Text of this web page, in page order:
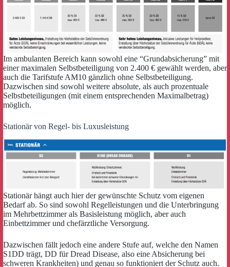
Im ambulanten Bereich kann sowohl eine “Grundabsicherung” mit
einer maximalen Selbstbeteiligung von 2.400 € gewählt werden, aber
auch die Tarifstufe AM10 gänzlich ohne Selbstbeteiligung.
Dazwischen sind sowohl weitere absolute, als auch prozentuale
Selbstbeteiligungen (mit einem entsprechenden Maximalbetrag)
möglich.
Stationär von Regel- bis Luxusleistung
Stationär hängt auch hier der gewünschte Schutz vom eigenen
Bedarf ab. So sind sowohl Regelleistungen und die Unterbringung
im Mehrbettzimmer als Basisleistung möglich, aber auch
Einbettzimmer und chefärztliche Versorgung.
Dazwischen fällt jedoch eine andere Stufe auf, welche den Namen
S1DD trägt, DD für Dread Disease, also eine Absicherung bei
schweren Krankheiten) und genau so funktioniert der Schutz auch.